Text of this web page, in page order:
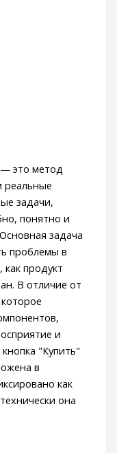
это метод
реальные
задачи,
понятно и
задача
проблемы в
продукт
В отличие от
и
"Купить"
в
как
она